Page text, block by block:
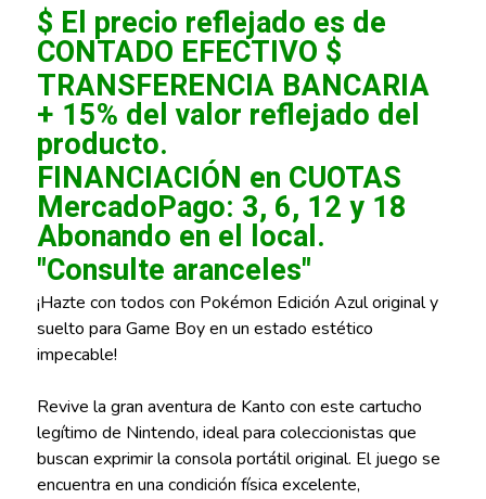
$ El precio reflejado es de
CONTADO EFECTIVO $
TRANSFERENCIA BANCARIA
+ 15% del valor reflejado del
producto.
FINANCIACIÓN en CUOTAS
MercadoPago: 3, 6, 12 y 18
Abonando en el local.
"Consulte aranceles"
¡Hazte con todos con Pokémon Edición Azul original y
suelto para Game Boy en un estado estético
impecable!
Revive la gran aventura de Kanto con este cartucho
legítimo de Nintendo, ideal para coleccionistas que
buscan exprimir la consola portátil original. El juego se
encuentra en una condición física excelente,